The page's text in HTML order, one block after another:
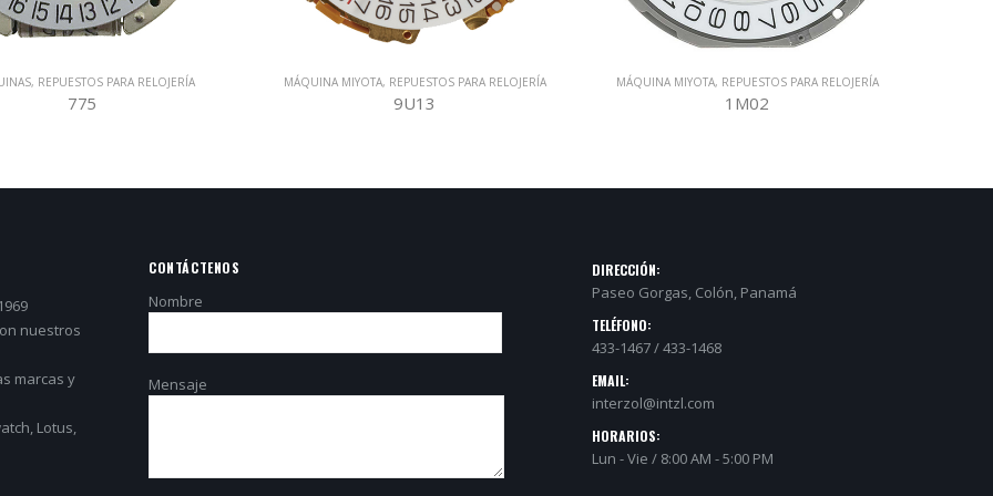
MÁQUINA MIYOTA REPUESTOS PARA RELOJERÍA MÁQUINA MIYOTA REPUESTOS PARA RELOJERÍA MÁQUINA MIYOTA
nuestros
marcas y
Lotus,
CONTÁCTENOS
Nombre
Mensaje
DIRECCIÓN:
Paseo Gorgas, Colón, Panamá
TELÉFONO:
433-1467 / 433-1468
EMAIL:
interzol@intzl.com
HORARIOS:
Lun - Vie / 8:00 AM - 5:00 PM